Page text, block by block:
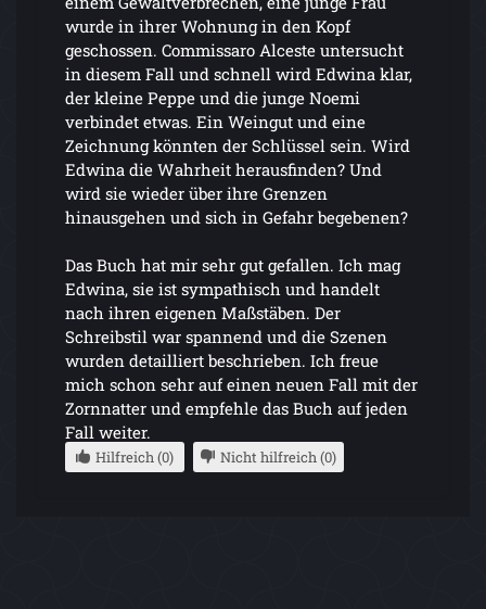
wurde in ihrer Wohnung in den Kopf
geschossen. Commissaro Alceste untersucht
in diesem Fall und schnell wird Edwina klar,
der kleine Peppe und die junge Noemi
verbindet etwas. Ein Weingut und eine
Zeichnung könnten der Schlüssel sein. Wird
Edwina die Wahrheit herausfinden? Und
wird sie wieder über ihre Grenzen
hinausgehen und sich in Gefahr begebenen?
Das Buch hat mir sehr gut gefallen. Ich mag
Edwina, sie ist sympathisch und handelt
nach ihren eigenen Maßstäben. Der
Schreibstil war spannend und die Szenen
wurden detailliert beschrieben. Ich freue
mich schon sehr auf einen neuen Fall mit der
Zornnatter und empfehle das Buch auf jeden
Fall weiter.
Hilfreich (0) Nicht hilfreich (0)